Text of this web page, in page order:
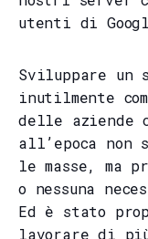
utenti di
Sviluppare un
inutilmente
delle aziende
all’epoca non
le masse, ma
o nessuna
Ed è stato
lavorare di più